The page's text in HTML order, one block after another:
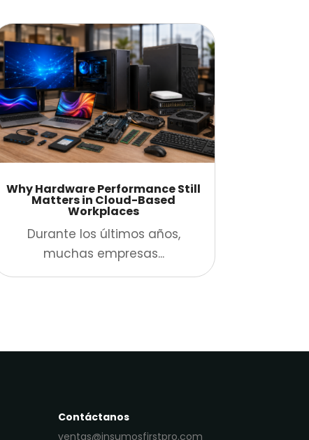
Why Hardware Performance Still
Matters in Cloud-Based
Workplaces
Durante los últimos años,
muchas empresas...
Contáctanos
ventas@insumosfirstpro.com